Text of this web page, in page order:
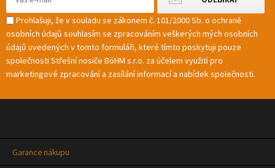
Prohlašuji, že v souladu se zákonem č. 101/2000 Sb. o ochraně
osobních údajů souhlasím se zpracováním veškerých mých osobních
údajů uvedených v tomto formuláři, které tímto poskytuji pouze
společnosti Střešní nosiče BöHM s.r.o. za účelem využití pro
marketingové zpracování a zasílání informací a nabídek společnosti.
Garance nákupu